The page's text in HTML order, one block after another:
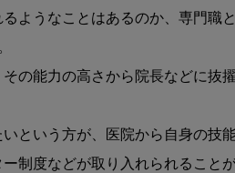
の
つ
り
か
③
ようなことはあるのか、専門
の能力の高さから院長などに抜
という方が、医院から自身の技
制度などが取り入れられることが